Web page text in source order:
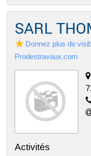
SARL
Donnez plus de
Prodestravaux.com
Activités